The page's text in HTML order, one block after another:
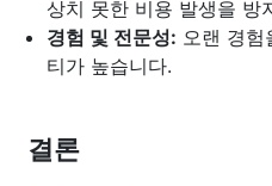
상치 못한 비용 발생을 방
경험 및 전문성: 오랜 경험
티가 높습니다.
결론